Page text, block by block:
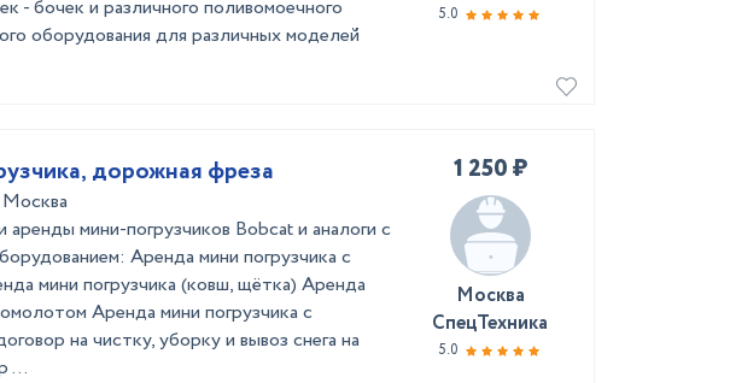
- бочек и различного поливомоечного
оборудования для различных моделей
5.0
дорожная фреза
Москва
аренды мини-погрузчиков Bobcat и аналоги с
Аренда мини погрузчика с
мини погрузчика (ковш, щётка) Аренда
Аренда мини погрузчика с
на чистку, уборку и вывоз снега на
...
1 250 ₽
Москва
СпецТехника
5.0